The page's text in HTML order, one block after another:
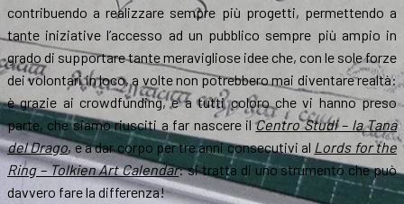
contribuendo a realizzare sempre più progetti, permettendo a
tante iniziative l’accesso ad un pubblico sempre più ampio in
grado di supportare tante meravigliose idee che, con le sole forze
dei volontari in loco, a volte non potrebbero mai diventare realtà:
è grazie ai crowdfunding, e a tutti coloro che vi hanno preso
parte, che siamo riusciti a far nascere ilCentro Studi – la Tana
del Drago, e a dar corpo per tre anni consecutivi al Lords for the
Ring – Tolkien Art Calendar: si tratta di uno strumento che può
davvero fare la differenza!